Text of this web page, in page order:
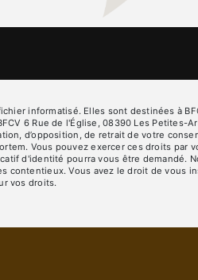
informatisé. Elles sont destinées à
6 Rue de l'Église, 08390 Les Petites-
d’opposition, de retrait de votre
Vous pouvez exercer ces droits par
d'identité pourra vous être demandé.
Vous avez le droit de vous
vos droits.